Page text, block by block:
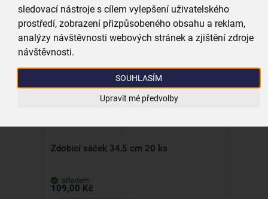
sledovací nástroje s cílem vylepšení uživatelského
prostředí, zobrazení přizpůsobeného obsahu a reklam,
analýzy návštěvnosti webových stránek a zjištění zdroje
návštěvnosti.
SOUHLASÍM
Upravit mé předvolby
skladem
39,00 Kč
Zdobicí sáček 34,5 cm 20 ks
skladem
109,00 Kč